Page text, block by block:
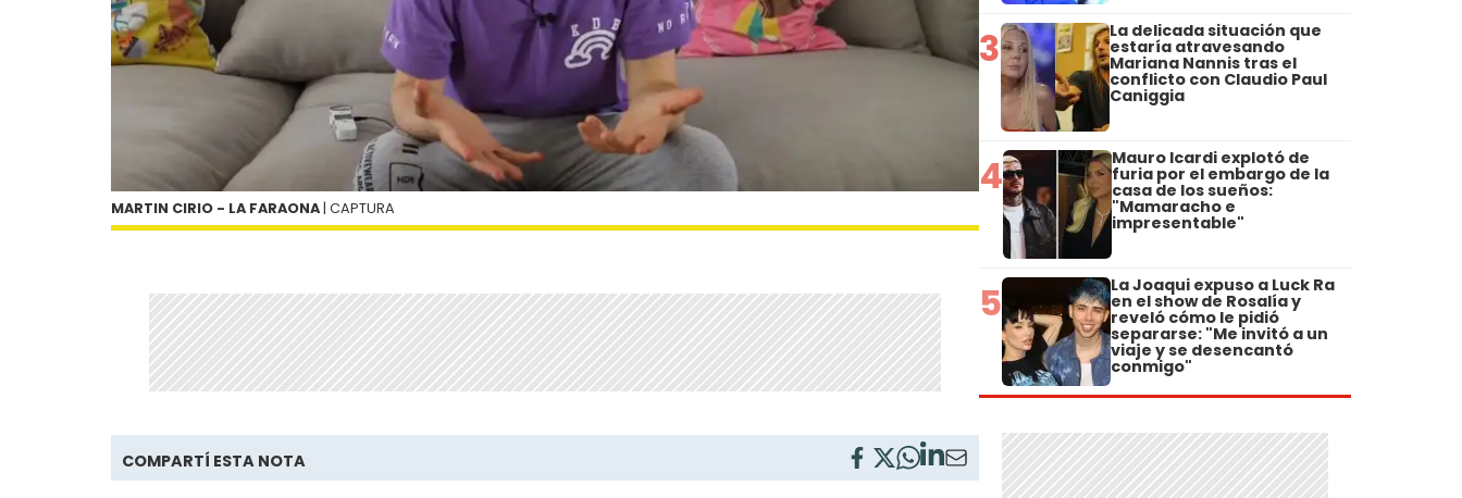
MARTIN CIRIO - LA FARAONA | CAPTURA
COMPARTÍ ESTA NOTA
3 La delicada situación que
estaría atravesando
Mariana Nannis tras el
conflicto con Claudio Paul
Caniggia
4 Mauro Icardi explotó de
furia por el embargo de la
casa de los sueños:
"Mamaracho e
impresentable"
5 La Joaqui expuso a Luck Ra
en el show de Rosalía y
reveló cómo le pidió
separarse: "Me invitó a un
viaje y se desencantó
conmigo"